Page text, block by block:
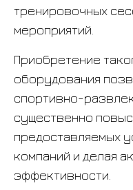
тренировочных
мероприятий.
Приобретение
оборудования
спортивно-
существенно
предоставляемых
компаний и делая
эффективности.